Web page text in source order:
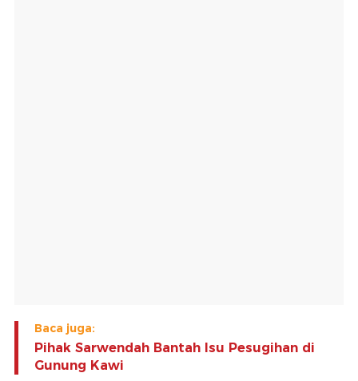
Baca juga:
Pihak Sarwendah Bantah Isu Pesugihan di
Gunung Kawi